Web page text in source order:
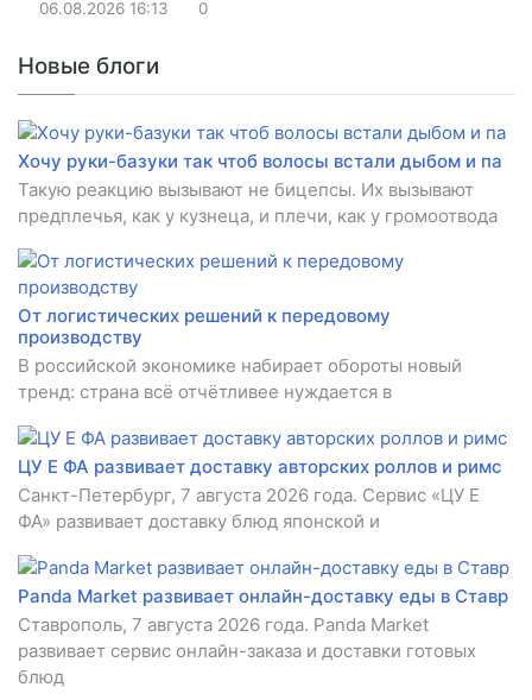
06.08.2026 16:13 0
Новые блоги
Хочу руки-базуки так чтоб волосы встали дыбом и па
Такую реакцию вызывают не бицепсы. Их вызывают
предплечья, как у кузнеца, и плечи, как у громоотвода
От логистических решений к передовому
производству
В российской экономике набирает обороты новый
тренд: страна всё отчётливее нуждается в
ЦУ Е ФА развивает доставку авторских роллов и римс
Санкт-Петербург, 7 августа 2026 года. Сервис «ЦУ Е
ФА» развивает доставку блюд японской и
Panda Market развивает онлайн-доставку еды в Ставр
Ставрополь, 7 августа 2026 года. Panda Market
развивает сервис онлайн-заказа и доставки готовых
блюд